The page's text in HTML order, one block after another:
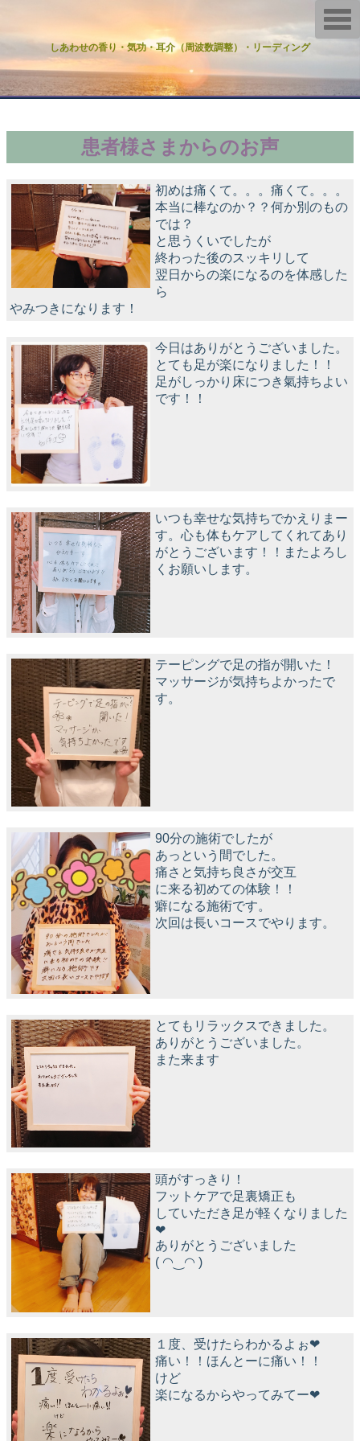
しあわせの香り・気功・耳介（周波数調整）・リーディング
患者様さまからのお声
初めは痛くて。。。痛くて。。。
本当に棒なのか？？何か別のもの
では？
と思うくいでしたが
終わった後のスッキリして
翌日からの楽になるのを体感した
ら
やみつきになります！
今日はありがとうございました。
とても足が楽になりました！！
足がしっかり床につき氣持ちよい
です！！
いつも幸せな気持ちでかえりまー
す。心も体もケアしてくれてあり
がとうございます！！またよろし
くお願いします。
テーピングで足の指が開いた！
マッサージが気持ちよかったで
す。
90分の施術でしたが
あっという間でした。
痛さと気持ち良さが交互
に来る初めての体験！！
癖になる施術です。
次回は長いコースでやります。
とてもリラックスできました。
ありがとうございました。
また来ます
頭がすっきり！
フットケアで足裏矯正も
していただき足が軽くなりました
❤︎
ありがとうございました
( ◠‿◠ )
１度、受けたらわかるよぉ❤︎
痛い！！ほんとーに痛い！！
けど
楽になるからやってみてー❤︎
T
o
g
a
g
n